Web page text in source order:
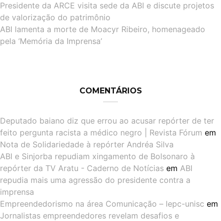
Presidente da ARCE visita sede da ABI e discute projetos
de valorização do patrimônio
ABI lamenta a morte de Moacyr Ribeiro, homenageado
pela ‘Memória da Imprensa’
COMENTÁRIOS
Deputado baiano diz que errou ao acusar repórter de ter
feito pergunta racista a médico negro | Revista Fórum em
Nota de Solidariedade à repórter Andréa Silva
ABI e Sinjorba repudiam xingamento de Bolsonaro à
repórter da TV Aratu - Caderno de Notícias em ABI
repudia mais uma agressão do presidente contra a
imprensa
Empreendedorismo na área Comunicação – lepc-unisc em
Jornalistas empreendedores revelam desafios e